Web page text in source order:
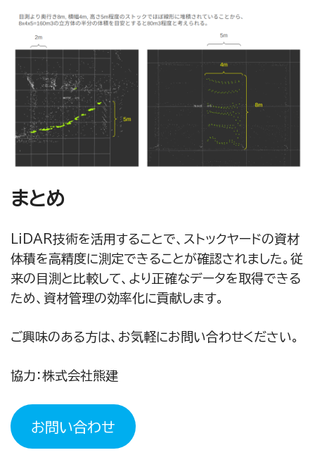
まとめ
LiDAR技術を活用することで、ストックヤードの資材
体積を高精度に測定できることが確認されました。従
来の目測と比較して、より正確なデータを取得できる
ため、資材管理の効率化に貢献します。
ご興味のある方は、お気軽にお問い合わせください。
協力：株式会社熊建
お問い合わせ